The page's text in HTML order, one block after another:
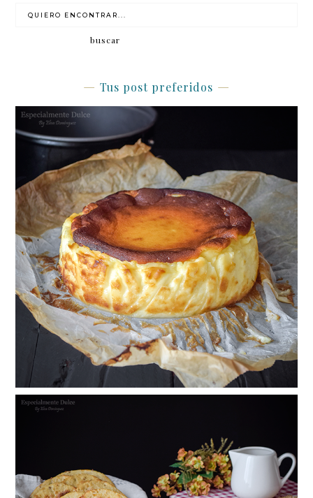
Tus post preferidos
Tarta de queso de la viña tradicional (sin
gluten y mezcla de quesos)